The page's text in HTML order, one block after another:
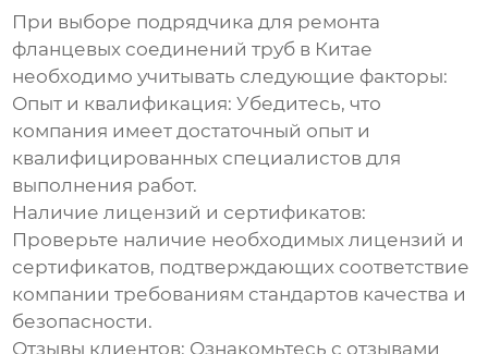
При выборе подрядчика для ремонта
фланцевых соединений труб в Китае
необходимо учитывать следующие факторы:
Опыт и квалификация: Убедитесь, что
компания имеет достаточный опыт и
квалифицированных специалистов для
выполнения работ.
Наличие лицензий и сертификатов:
Проверьте наличие необходимых лицензий и
сертификатов, подтверждающих соответствие
компании требованиям стандартов качества и
безопасности.
Отзывы клиентов: Ознакомьтесь с отзывами